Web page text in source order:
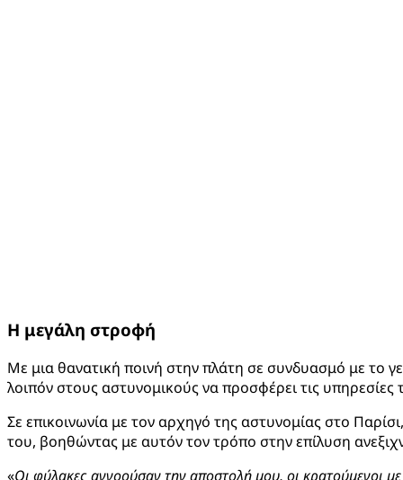
Η μεγάλη στροφή
Με μια θανατική ποινή στην πλάτη σε συνδυασμό με το
λοιπόν στους αστυνομικούς να προσφέρει τις
Σε επικοινωνία με τον αρχηγό της αστυνομίας στο
του, βοηθώντας με αυτόν τον τρόπο στην επίλυση
«Οι φύλακες αγνοούσαν την αποστολή μου, οι κρατούμενοι